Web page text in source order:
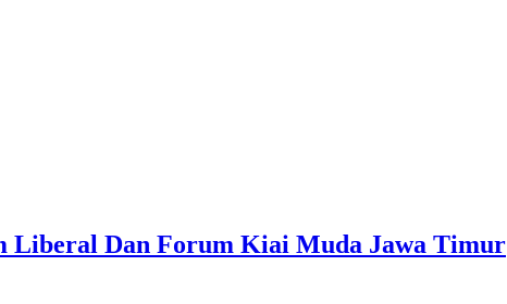
Liberal Dan Forum Kiai Muda Jawa Timur